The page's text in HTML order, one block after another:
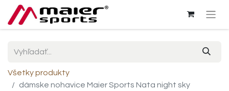
Všetky produkty
dámske nohavice Maier Sports Nata night sky